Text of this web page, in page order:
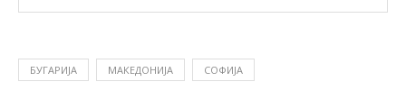
БУГАРИЈА МАКЕДОНИЈА СОФИЈА